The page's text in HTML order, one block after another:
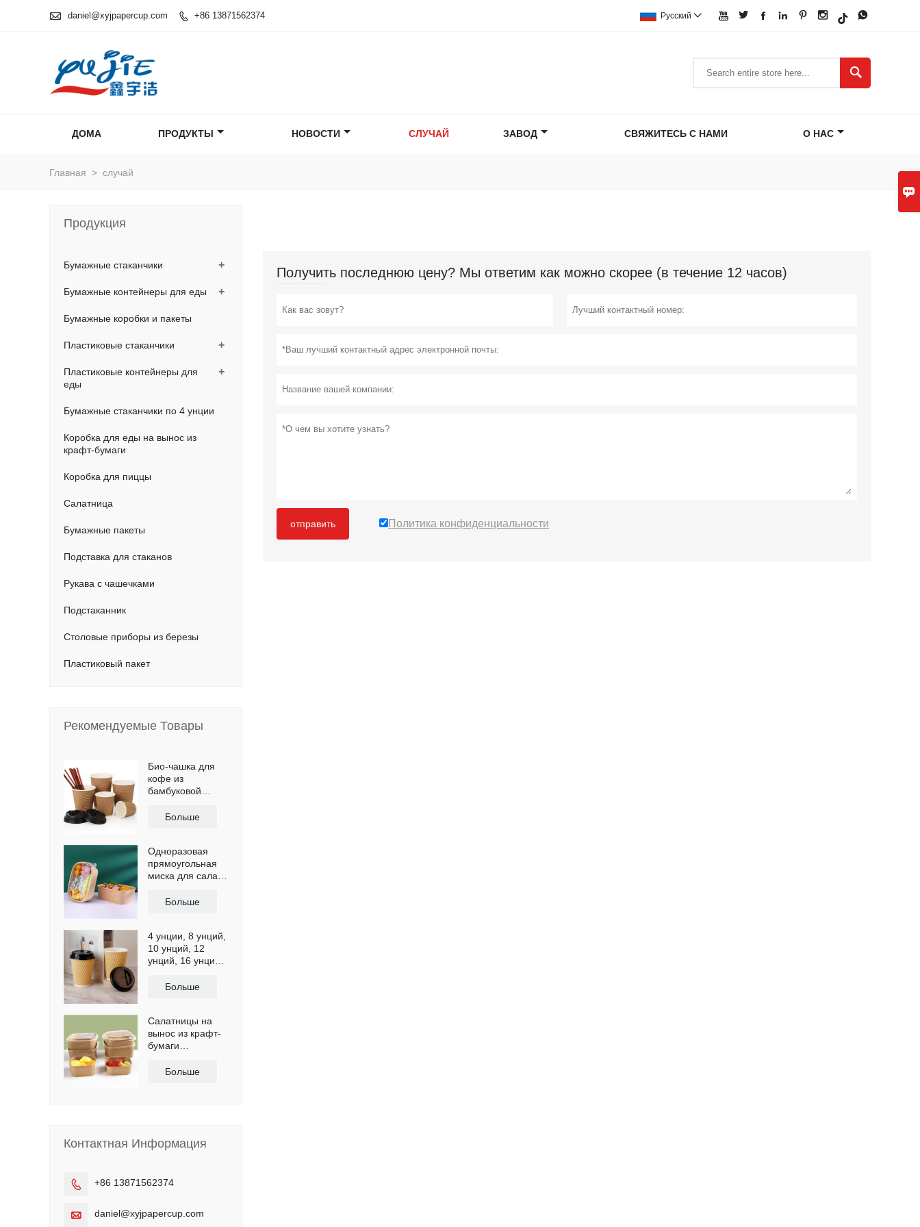

 daniel@xyjpapercup.com  +86 13871562374       
Pусский 

ДОМА ПРОДУКТЫ НОВОСТИ СЛУЧАЙ ЗАВОД СВЯЖИТЕСЬ С НАМИ О НАС
Главная > случай
Получить последнюю цену? Мы ответим как можно скорее (в течение 12 часов)
отправить Политика конфиденциальности
Продукция
+
Бумажные стаканчики
+
Бумажные контейнеры для еды
Бумажные коробки и пакеты
+
Пластиковые стаканчики
+
Пластиковые контейнеры для
еды
Бумажные стаканчики по 4 унции
Коробка для еды на вынос из
крафт-бумаги
Коробка для пиццы
Салатница
Бумажные пакеты
Подставка для стаканов
Рукава с чашечками
Подстаканник
Столовые приборы из березы
Пластиковый пакет
Рекомендуемые Товары
Био-чашка для
кофе из
бамбуковой
двойными
Больше
Одноразовая
прямоугольная
миска для салата
с крышкой
Больше
4 унции, 8 унций,
10 унций, 12
унций, 16 унций,
стаканчики для
обоями,
бумажные
биочашки
Больше
Салатницы на
вынос из крафт-
бумаги
формы объемом
Больше
Контактная Информация
 +86 13871562374
 daniel@xyjpapercup.com